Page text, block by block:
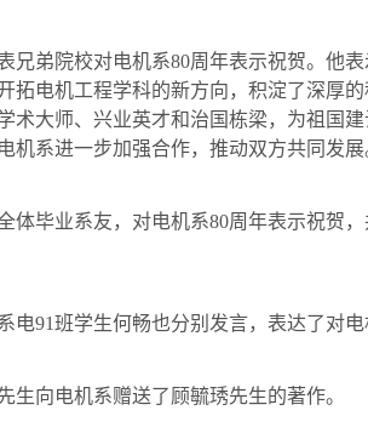
兄弟院校对电机系80周年表示祝贺。他表
拓电机工程学科的新方向，积淀了深厚
术大师、兴业英才和治国栋梁，为祖国
系进一步加强合作，推动双方共同发展
毕业系友，对电机系80周年表示祝贺
电91班学生何畅也分别发言，表达了对电
向电机系赠送了顾毓琇先生的著作。